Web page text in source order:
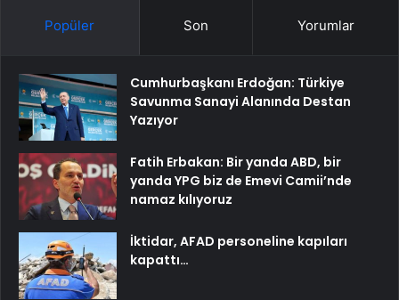
Popüler Son Yorumlar
Cumhurbaşkanı Erdoğan: Türkiye
Savunma Sanayi Alanında Destan
Yazıyor
Fatih Erbakan: Bir yanda ABD, bir
yanda YPG biz de Emevi Camii’nde
namaz kılıyoruz
İktidar, AFAD personeline kapıları
kapattı…